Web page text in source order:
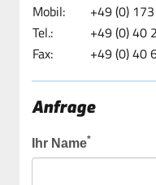
Mobil:
+49 (0)
Tel.:
+49 (0) 40
Fax:
+49 (0) 40
Anfrage
Ihr Name*